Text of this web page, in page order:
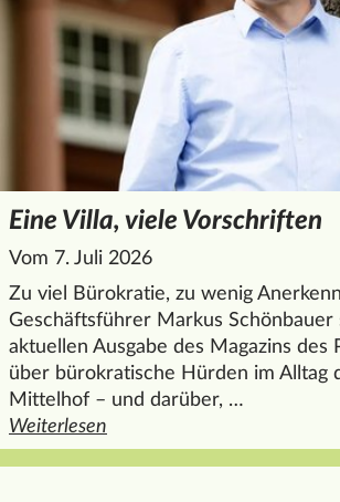
Eine Villa, viele Vorschriften
Vom 7. Juli 2026
Zu viel Bürokratie, zu wenig
Geschäftsführer Markus
aktuellen Ausgabe des Magazins des
über bürokratische Hürden im Alltag
Mittelhof – und darüber, …
Weiterlesen
den ganzen Artikel "Eine Villa, viele